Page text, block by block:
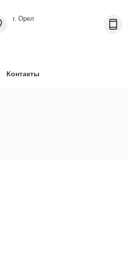
Контакты
г. Орел